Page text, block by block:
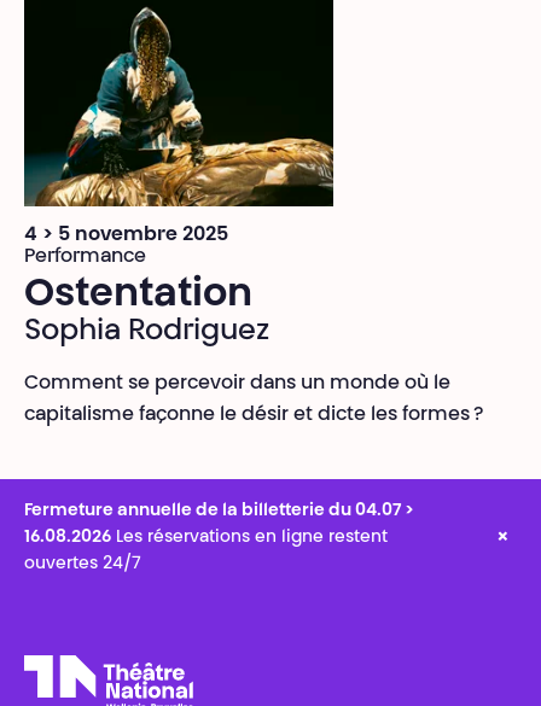
4 > 5 novembre 2025
Performance
Ostentation
Sophia Rodriguez
Comment se percevoir dans un monde où le
capitalisme façonne le désir et dicte les formes ?
Fermeture annuelle de la billetterie du 04.07 >
16.08.2026 Les réservations en ligne restent
ouvertes 24/7
×